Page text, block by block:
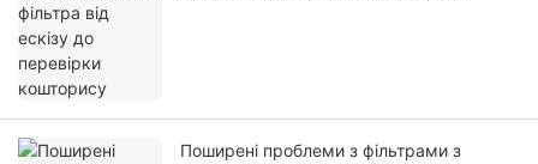
Поширені проблеми з фільтрами з